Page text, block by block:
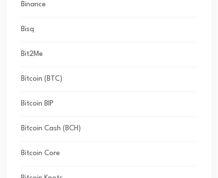
Binance
Bisq
Bit2Me
Bitcoin (BTC)
Bitcoin BIP
Bitcoin Cash (BCH)
Bitcoin Core